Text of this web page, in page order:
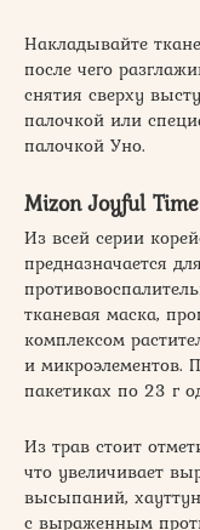
Накладывайте
после чего
снятия сверху
палочкой или
палочкой Уно.
Mizon Joyful
Из всей серии
предназначается
тканевая маска,
комплексом
и микроэлементов.
пакетиках по 23 г
Из трав стоит
что увеличивает
высыпаний,
с выраженным